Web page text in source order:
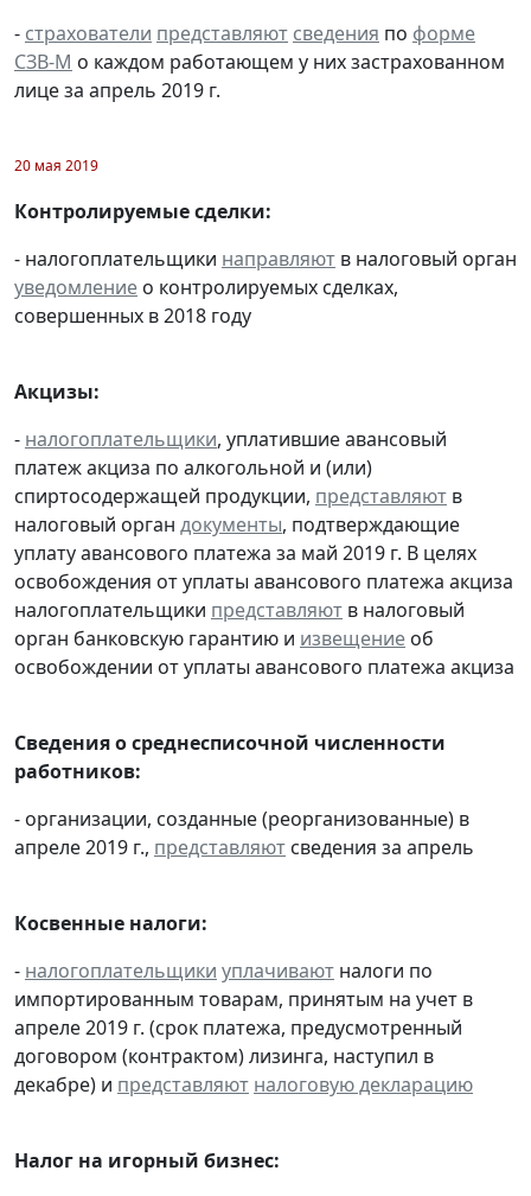
- страхователи представляют сведения по форме
СЗВ-М о каждом работающем у них застрахованном
лице за апрель 2019 г.
20 мая 2019
Контролируемые сделки:
- налогоплательщики направляют в налоговый орган
уведомление о контролируемых сделках,
совершенных в 2018 году
Акцизы:
- налогоплательщики, уплатившие авансовый
платеж акциза по алкогольной и (или)
спиртосодержащей продукции, представляют в
налоговый орган документы, подтверждающие
уплату авансового платежа за май 2019 г. В целях
освобождения от уплаты авансового платежа акциза
налогоплательщики представляют в налоговый
орган банковскую гарантию и извещение об
освобождении от уплаты авансового платежа акциза
Сведения о среднесписочной численности
работников:
- организации, созданные (реорганизованные) в
апреле 2019 г., представляют сведения за апрель
Косвенные налоги:
- налогоплательщики уплачивают налоги по
импортированным товарам, принятым на учет в
апреле 2019 г. (срок платежа, предусмотренный
договором (контрактом) лизинга, наступил в
декабре) и представляют налоговую декларацию
Налог на игорный бизнес: